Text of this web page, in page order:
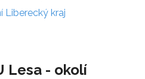
Liberecký kraj
Lesa - okolí